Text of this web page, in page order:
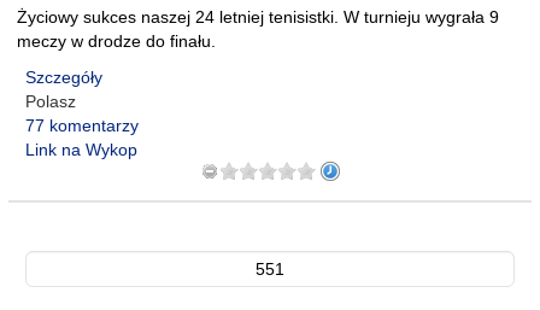
Życiowy sukces naszej 24 letniej tenisistki. W turnieju wygrała 9
meczy w drodze do finału.
Szczegóły
Polasz
77 komentarzy
Link na Wykop
551